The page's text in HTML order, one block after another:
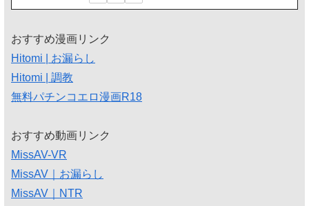
おすすめ漫画リンク
Hitomi | お漏らし
Hitomi | 調教
無料パチンコエロ漫画R18
おすすめ動画リンク
MissAV-VR
MissAV｜お漏らし
MissAV｜NTR